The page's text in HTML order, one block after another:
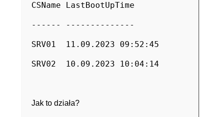
CSName LastBootUpTime
------ --------------
SRV01 11.09.2023 09:52:45
SRV02 10.09.2023 10:04:14
Jak to działa?